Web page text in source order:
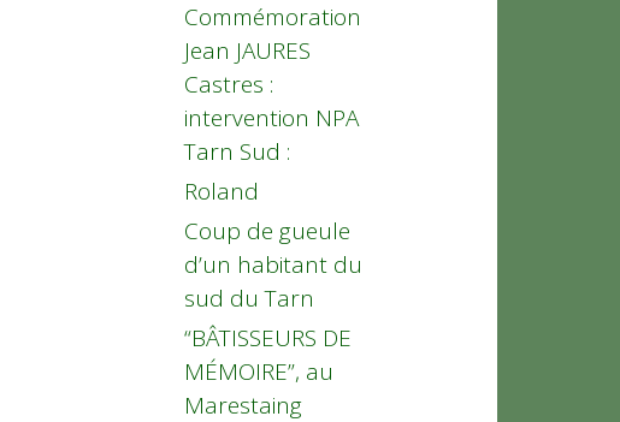
Commémoration
Jean JAURES
Castres :
intervention NPA
Tarn Sud :
Roland
Coup de gueule
d’un habitant du
sud du Tarn
“BÂTISSEURS DE
MÉMOIRE”, au
Marestaing